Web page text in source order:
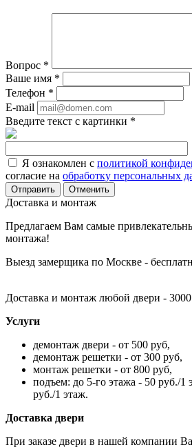
Вопрос *
Ваше имя *
Телефон *
E-mail
Введите текст с картинки *
Я ознакомлен с политикой
согласие на обработку персональных
Отменить
Доставка и монтаж
Предлагаем Вам самые
монтажа!
Выезд замерщика по Москве -
Доставка и монтаж любой двери -
Услуги
демонтаж двери - от 500 руб,
демонтаж решетки - от 300 руб,
монтаж решетки - от 800 руб,
подъем: до 5-го этажа - 50 руб./1
руб./1 этаж.
Доставка двери
При заказе двери в нашей компании